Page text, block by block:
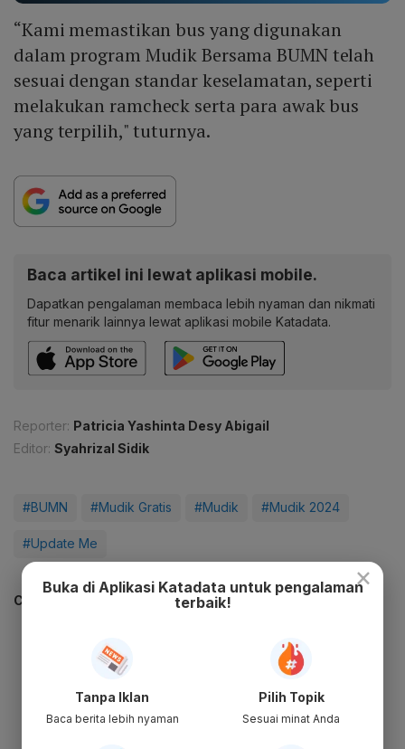
“Kami memastikan bus yang digunakan
dalam program Mudik Bersama BUMN telah
sesuai dengan standar keselamatan, seperti
melakukan ramcheck serta para awak bus
yang terpilih," tuturnya.
Baca artikel ini lewat aplikasi mobile.
Dapatkan pengalaman membaca lebih nyaman dan nikmati
fitur menarik lainnya lewat aplikasi mobile Katadata.
Reporter: Patricia Yashinta Desy Abigail
Editor: Syahrizal Sidik
#BUMN #Mudik Gratis #Mudik #Mudik 2024
#Update Me
CEK JUGA DATA INI
×
Buka di Aplikasi Katadata untuk pengalaman
terbaik!
Tanpa Iklan
Baca berita lebih nyaman
Pilih Topik
Sesuai minat Anda